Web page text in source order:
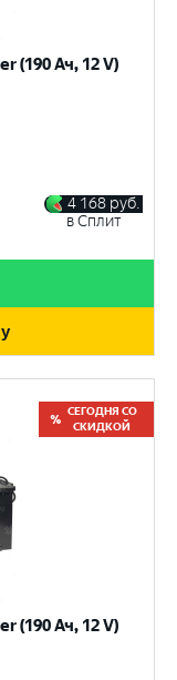
(190 Ач, 12 V)
4 168 руб.
в Сплит
СЕГОДНЯ СО
СКИДКОЙ
(190 Ач, 12 V)